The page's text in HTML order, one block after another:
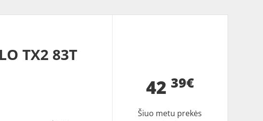
TX2 83T
42 39€
Šiuo metu prekės